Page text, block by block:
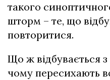
такого
шторм – те, що
повторитися.
Що ж відбувається
чому пересихають